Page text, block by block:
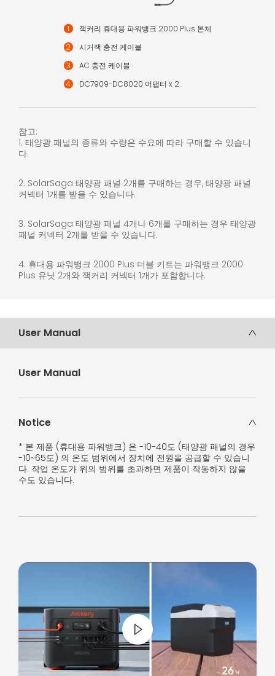
잭커리 휴대용 파워뱅크 2000 Plus 본체
시거잭 충전 케이블
AC 충전 케이블
DC7909-DC8020 어댑터 x 2
참고:
1. 태양광 패널의 종류와 수량은 수요에 따라 구매할 수 있습니
다.
2. SolarSaga 태양광 패널 2개를 구매하는 경우, 태양광 패널
커넥터 1개를 받을 수 있습니다.
3. SolarSaga 태양광 패널 4개나 6개를 구매하는 경우 태양광
패널 커넥터 2개를 받을 수 있습니다.
4. 휴대용 파워뱅크 2000 Plus 더블 키트는 파워뱅크 2000
Plus 유닛 2개와 잭커리 커넥터 1개가 포함합니다.
User Manual
User Manual
Notice
* 본 제품 (휴대용 파워뱅크) 은 -10-40도 (태양광 패널의 경우
-10~65도) 의 온도 범위에서 장치에 전원을 공급할 수 있습니
다. 작업 온도가 위의 범위를 초과하면 제품이 작동하지 않을
수도 있습니다.